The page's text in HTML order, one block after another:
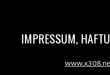
IMPRESSUM,